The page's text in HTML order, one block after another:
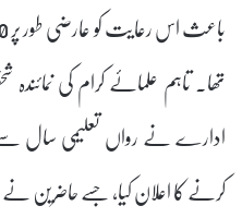
تھا۔ تاہم علمائے کرام کی
کرنے کا اعلان کیا، جسے حاضرین نے